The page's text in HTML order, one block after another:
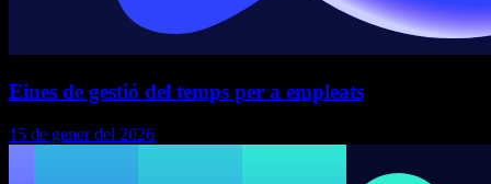
Eines de gestió del temps per a empleats
15 de gener del 2026